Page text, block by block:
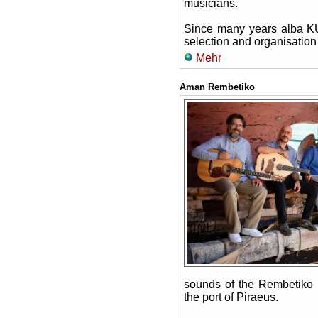
musicians.
Since many years alba
selection and
Mehr
Aman Rembetiko
sounds of the
the port of Piraeus.